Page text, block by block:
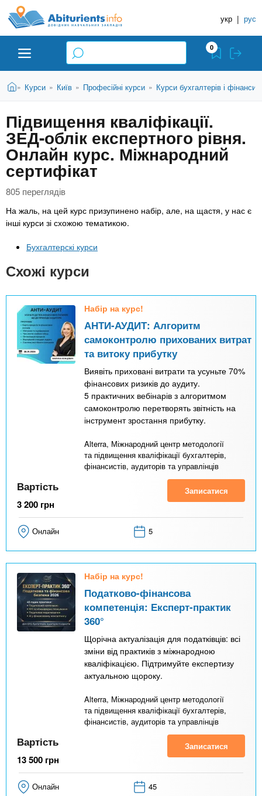
A
b
i
t
u
r
i
e
n
t
s
o
о
в
д
н
к
Н
а
в
ч
а
л
и
укр | рус
Абітурієнту
ЗВО (ВНЗ)
Коледжі
Приватні школи
Онлайн курси
За кордоном
0
В
т
у
т
Головна
» Курси » Київ » Професійні курси » Курси бухгалтерів і
Підвищення кваліфікації.
ЗЕД-облік експертного рівня.
Онлайн курс. Міжнародний
сертифікат
805 переглядів
На жаль, на цей курс призупинено набір, але, на щастя, у нас є
інші курси зі схожою тематикою.
Бухгалтерскі курси
Схожі курси
Набір на курс!
АНТИ-АУДИТ: Алгоритм
самоконтролю прихованих витрат
та витоку прибутку
Виявіть приховані витрати та усуньте 70%
фінансових ризиків до аудиту.
5 практичних вебінарів з алгоритмом
самоконтролю перетворять звітність на
інструмент зростання прибутку.
Alterra, Міжнародний центр методології
та підвищення кваліфікації бухгалтерів,
фінансистів, аудиторів та управлінців
Вартість
3 200 грн
Записатися
Онлайн 5
Набір на курс!
Податково-фінансова
компетенція: Експерт-практик
360°
Щорічна актуалізація для податківців: всі
зміни від практиків з міжнародною
кваліфікацією. Підтримуйте експертизу
актуальною щороку.
Alterra, Міжнародний центр методології
та підвищення кваліфікації бухгалтерів,
фінансистів, аудиторів та управлінців
Вартість
13 500 грн
Записатися
Онлайн 45